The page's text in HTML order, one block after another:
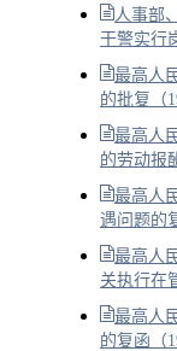
人事部
干警实行
最高人
的批复（
最高人
的劳动报
最高人
遇问题的
最高人
关执行在
最高人
的复函（